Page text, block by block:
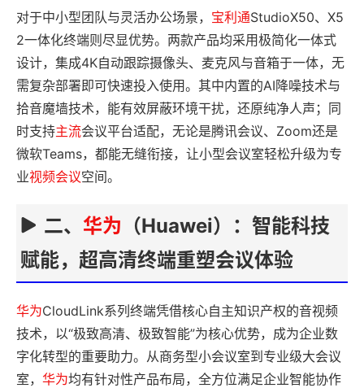
对于中小型团队与灵活办公场景， 宝利通StudioX50、X5
2一体化终端则尽显优势。两款产品均采用极简化一体式
设计，集成4K自动跟踪摄像头、麦克风与音箱于一体，无
需复杂部署即可快速投入使用。其中内置的AI降噪技术与
拾音魔墙技术，能有效屏蔽环境干扰，还原纯净人声；同
时支持主流会议平台适配，无论是腾讯会议、Zoom还是
微软Teams，都能无缝衔接，让小型会议室轻松升级为专
业视频会议空间。
二、 华为 （Huawei）：智能科技
赋能，超高清终端重塑会议体验
华为CloudLink系列终端凭借核心自主知识产权的音视频
技术，以“极致高清、极致智能”为核心优势，成为企业数
字化转型的重要助力。从商务型小会议室到专业级大会议
室， 华为均有针对性产品布局，全方位满足企业智能协作